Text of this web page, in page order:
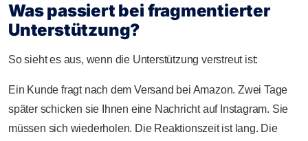
Was passiert bei fragmentierter
Unterstützung?
So sieht es aus, wenn die Unterstützung verstreut ist:
Ein Kunde fragt nach dem Versand bei Amazon. Zwei Tage
später schicken sie Ihnen eine Nachricht auf Instagram. Sie
müssen sich wiederholen. Die Reaktionszeit ist lang. Die